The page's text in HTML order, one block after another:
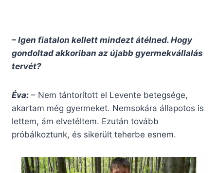
– Igen fiatalon kellett mindezt átélned. Hogy
gondoltad akkoriban az újabb gyermekvállalás
tervét?
Éva: – Nem tántorított el Levente betegsége,
akartam még gyermeket. Nemsokára állapotos is
lettem, ám elvetéltem. Ezután tovább
próbálkoztunk, és sikerült teherbe esnem.